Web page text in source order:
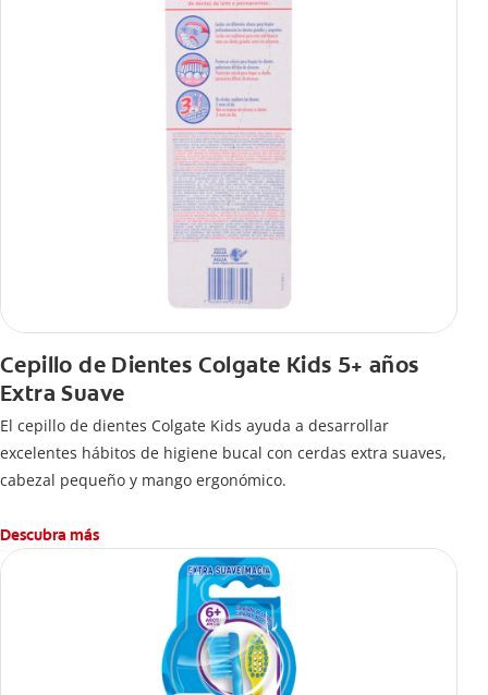
Cepillo de Dientes Colgate Kids 5+ años
Extra Suave
El cepillo de dientes Colgate Kids ayuda a desarrollar
excelentes hábitos de higiene bucal con cerdas extra suaves,
cabezal pequeño y mango ergonómico.
Descubra más